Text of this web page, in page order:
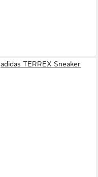
adidas TERREX Sneaker